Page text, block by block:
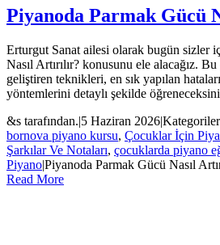
Piyanoda Parmak Gücü
Erturgut Sanat ailesi olarak bugün sizler
Nasıl Artırılır? konusunu ele alacağız.
geliştiren teknikleri, en sık yapılan
yöntemlerini detaylı şekilde
&s tarafından.|5 Haziran 2026|
bornova piyano kursu, Çocuklar İçin
Şarkılar Ve Notaları, çocuklarda piyano
Piyano|Piyanoda Parmak Gücü Nasıl
Read More